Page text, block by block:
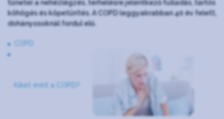
tünetei a nehézlégzés, terhelésre jelentkező fulladás, tartós
köhögés és köpetürítés. A COPD leggyakrabban 40 év felett,
dohányosoknál fordul elő.
COPD
Kiket érint a COPD?